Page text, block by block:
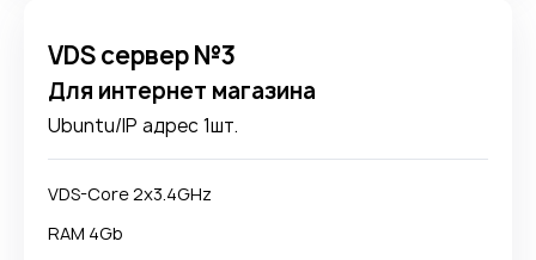
VDS сервер №3
Для интернет магазина
Ubuntu/IP адрес 1шт.
VDS-Core 2x3.4GHz
RAM 4Gb